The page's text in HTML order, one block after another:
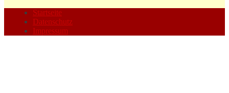
Startseite
Datenschutz
Impressum